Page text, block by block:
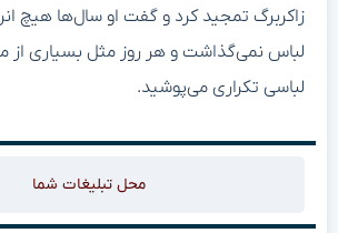
زاکربرگ تمجید کرد و گفت او سال‌ها هیچ
لباس نمی‌گذاشت و هر روز مثل بسیاری از
لباسی تکراری می‌پوشید.
محل تبلیغات شما